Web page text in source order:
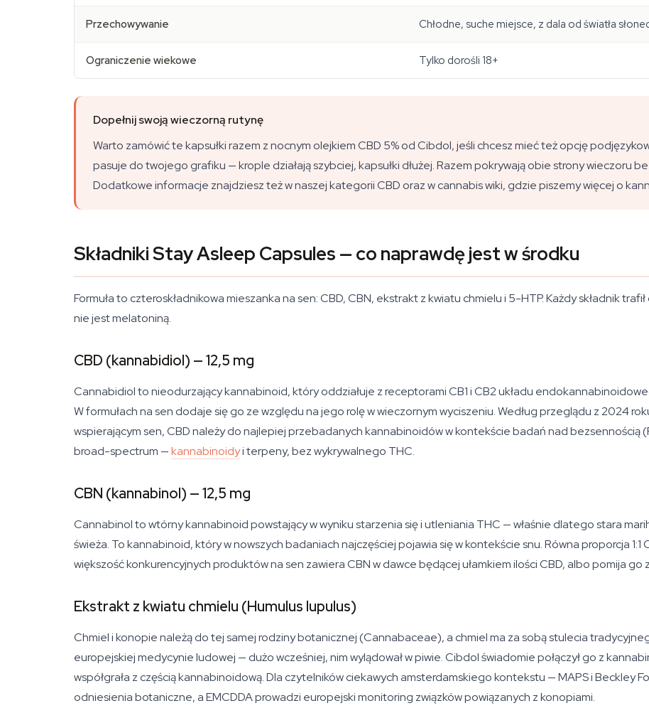
Przechowywanie Chłodne, suche miejsce, z dala od światła
Ograniczenie wiekowe Tylko dorośli 18+
Dopełnij swoją wieczorną rutynę
Warto zamówić te kapsułki razem z nocnym olejkiem CBD 5% od Cibdol, jeśli chcesz mieć też opcję
pasuje do twojego grafiku — krople działają szybciej, kapsułki dłużej. Razem pokrywają obie strony wieczoru
Dodatkowe informacje znajdziesz też w naszej kategorii CBD oraz w cannabis wiki, gdzie piszemy więcej o
Składniki Stay Asleep Capsules — co naprawdę jest w środku
Formuła to czteroskładnikowa mieszanka na sen: CBD, CBN, ekstrakt z kwiatu chmielu i 5-HTP. Każdy składnik
nie jest melatoniną.
CBD (kannabidiol) — 12,5 mg
Cannabidiol to nieodurzający kannabinoid, który oddziałuje z receptorami CB1 i CB2 układu
W formułach na sen dodaje się go ze względu na jego rolę w wieczornym wyciszeniu. Według przeglądu z 2024
wspierającym sen, CBD należy do najlepiej przebadanych kannabinoidów w kontekście badań nad bezsennością
broad-spectrum —kannabinoidyi terpeny, bez wykrywalnego THC.
CBN (kannabinol) — 12,5 mg
Cannabinol to wtórny kannabinoid powstający w wyniku starzenia się i utleniania THC — właśnie dlatego stara
świeża. To kannabinoid, który w nowszych badaniach najczęściej pojawia się w kontekście snu. Równa proporcja
większość konkurencyjnych produktów na sen zawiera CBN w dawce będącej ułamkiem ilości CBD, albo pomija go
Ekstrakt z kwiatu chmielu (Humulus lupulus)
Chmiel i konopie należą do tej samej rodziny botanicznej (Cannabaceae), a chmiel ma za sobą stulecia
europejskiej medycynie ludowej — dużo wcześniej, nim wylądował w piwie. Cibdol świadomie połączył go z
współgrała z częścią kannabinoidową. Dla czytelników ciekawych amsterdamskiego kontekstu — MAPS i Beckley
odniesienia botaniczne, a EMCDDA prowadzi europejski monitoring związków powiązanych z konopiami.